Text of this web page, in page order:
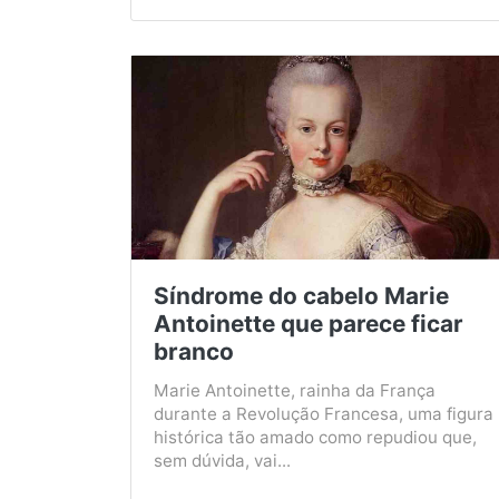
Síndrome do cabelo Marie
Antoinette que parece ficar
branco
Marie Antoinette, rainha da França
durante a Revolução Francesa, uma figura
histórica tão amado como repudiou que,
sem dúvida, vai...